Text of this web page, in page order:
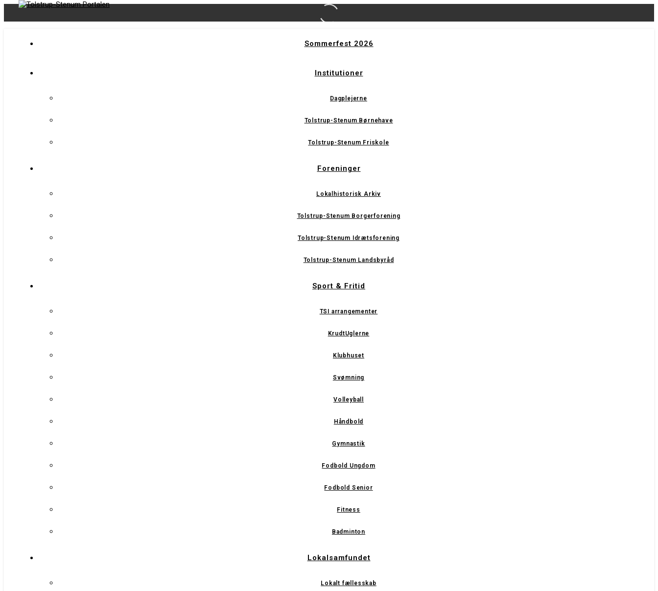
Sommerfest 2026
Institutioner
Dagplejerne
Tolstrup-Stenum Børnehave
Tolstrup-Stenum Friskole
Foreninger
Lokalhistorisk Arkiv
Tolstrup-Stenum Borgerforening
Tolstrup-Stenum Idrætsforening
Tolstrup-Stenum Landsbyråd
Sport & Fritid
TSI arrangementer
KrudtUglerne
Klubhuset
Svømning
Volleyball
Håndbold
Gymnastik
Fodbold Ungdom
Fodbold Senior
Fitness
Badminton
Lokalsamfundet
Lokalt fællesskab